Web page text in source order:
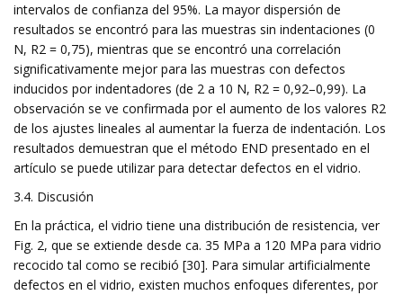
intervalos de confianza del 95%. La mayor dispersión de
resultados se encontró para las muestras sin indentaciones (0
N, R2 = 0,75), mientras que se encontró una correlación
significativamente mejor para las muestras con defectos
inducidos por indentadores (de 2 a 10 N, R2 = 0,92–0,99). La
observación se ve confirmada por el aumento de los valores R2
de los ajustes lineales al aumentar la fuerza de indentación. Los
resultados demuestran que el método END presentado en el
artículo se puede utilizar para detectar defectos en el vidrio.
3.4. Discusión
En la práctica, el vidrio tiene una distribución de resistencia, ver
Fig. 2, que se extiende desde ca. 35 MPa a 120 MPa para vidrio
recocido tal como se recibió [30]. Para simular artificialmente
defectos en el vidrio, existen muchos enfoques diferentes, por